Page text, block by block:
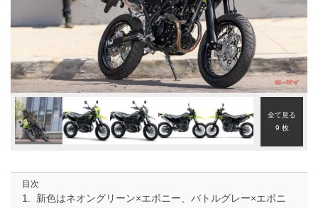
全て見る
9 枚
目次
新色はネオングリーン×エボニー、バトルグレー×エボニ